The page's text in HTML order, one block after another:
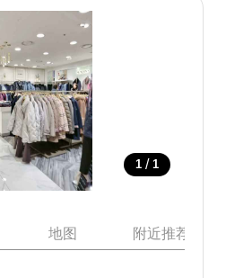
1 / 1
地图 附近推荐景点